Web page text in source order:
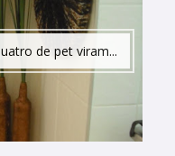
de pet viram...